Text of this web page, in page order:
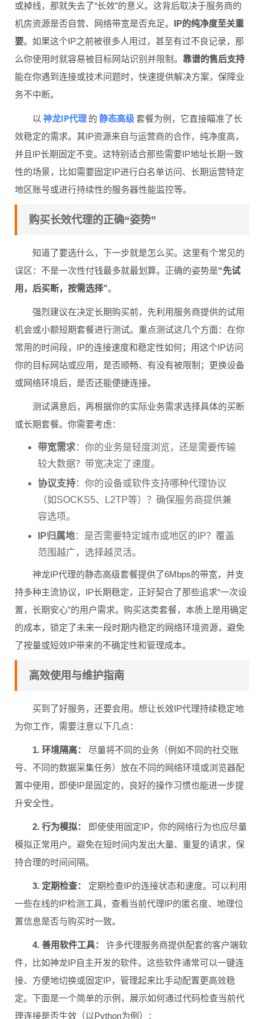
或掉线，那就失去了“长效”的意义。这背后取决于服务商的
机房资源是否自营、网络带宽是否充足。 IP的纯净度至关重
要。如果这个IP之前被很多人用过，甚至有过不良记录，那
么你使用时就容易被目标网站识别并限制。 靠谱的售后支持
能在你遇到连接或技术问题时，快速提供解决方案，保障业
务不中断。
以 神龙IP代理 的 静态高级 套餐为例，它直接瞄准了长
效稳定的需求。其IP资源来自与运营商的合作，纯净度高，
并且IP长期固定不变。这特别适合那些需要IP地址长期一致
性的场景，比如需要固定IP进行白名单访问、长期运营特定
地区账号或进行持续性的服务器性能监控等。
购买长效代理的正确“姿势”
知道了要选什么，下一步就是怎么买。这里有个常见的
误区：不是一次性付钱最多就最划算。正确的姿势是“先试
用，后买断，按需选择”。
强烈建议在决定长期购买前，先利用服务商提供的试用
机会或小额短期套餐进行测试。重点测试这几个方面：在你
常用的时间段，IP的连接速度和稳定性如何；用这个IP访问
你的目标网站或应用，是否顺畅、有没有被限制；更换设备
或网络环境后，是否还能便捷连接。
测试满意后，再根据你的实际业务需求选择具体的买断
或长期套餐。你需要考虑：
带宽需求：你的业务是轻度浏览，还是需要传输
较大数据？带宽决定了速度。
协议支持：你的设备或软件支持哪种代理协议
（如SOCKS5、L2TP等）？确保服务商提供兼
容选项。
IP归属地：是否需要特定城市或地区的IP？覆盖
范围越广，选择越灵活。
神龙IP代理的静态高级套餐提供了6Mbps的带宽，并支
持多种主流协议，IP长期稳定，正好契合了那些追求“一次设
置，长期安心”的用户需求。购买这类套餐，本质上是用确定
的成本，锁定了未来一段时期内稳定的网络环境资源，避免
了按量或短效IP带来的不确定性和管理成本。
高效使用与维护指南
买到了好服务，还要会用。想让长效IP代理持续稳定地
为你工作，需要注意以下几点：
1. 环境隔离：
尽量将不同的业务（例如不同的社交账
号、不同的数据采集任务）放在不同的网络环境或浏览器配
置中使用，即使IP是固定的，良好的操作习惯也能进一步提
升安全性。
2. 行为模拟：
即使使用固定IP，你的网络行为也应尽量
模拟正常用户。避免在短时间内发出大量、重复的请求，保
持合理的时间间隔。
3. 定期检查：
定期检查IP的连接状态和速度。可以利用
一些在线的IP检测工具，查看当前代理IP的匿名度、地理位
置信息是否与购买时一致。
4. 善用软件工具：
许多代理服务商提供配套的客户端软
件，比如神龙IP自主开发的软件。这些软件通常可以一键连
接、方便地切换或固定IP，管理起来比手动配置更高效稳
定。下面是一个简单的示例，展示如何通过代码检查当前代
理连接是否生效（以Python为例）：